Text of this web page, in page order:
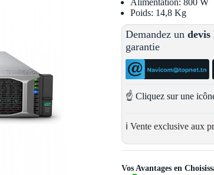
Alimentation: 800 W
Poids: 14,8 Kg
Demandez undevis
garantie
☝️ Cliquez sur une
ℹ️ Vente exclusive aux
Vos Avantages en